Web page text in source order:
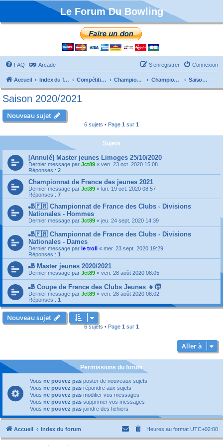
Le Forum Du Bowling
FAQ Arcade Connexion
S’enregistrer
Accueil Index du forum Compétitions Championnats de France Championnat Individuels Saison 2020/2021
Saison 2020/2021
Nouveau sujet
6 sujets • Page 1 sur 1
Sujets
[Annulé] Master jeunes Limoges 25/10/2020
Dernier message par Jct89 « ven. 23 oct. 2020 15:08
Réponses : 2
Championnat de France des jeunes 2021
Dernier message par Jct89 « lun. 19 oct. 2020 08:57
Réponses : 7
🎳🇫🇷 Championnat de France des Clubs - Divisions
Nationales - Hommes
Dernier message par Jct89 « jeu. 24 sept. 2020 14:39
🎳🇫🇷 Championnat de France des Clubs - Divisions
Nationales - Dames
Dernier message par le troll « mer. 23 sept. 2020 19:29
Réponses : 1
🎳 Master jeunes 2020/2021
Dernier message par Jct89 « ven. 28 août 2020 08:05
🎳 Coupe de France des Clubs Jeunes 👧🧒
Dernier message par Jct89 « ven. 28 août 2020 08:02
Réponses : 1
Nouveau sujet
6 sujets • Page 1 sur 1
Aller à
Permissions du forum
Vous ne pouvez pas poster de nouveaux sujets
Vous ne pouvez pas répondre aux sujets
Vous ne pouvez pas modifier vos messages
Vous ne pouvez pas supprimer vos messages
Vous ne pouvez pas joindre des fichiers
Accueil Index du forum Heures au format UTC+02:00